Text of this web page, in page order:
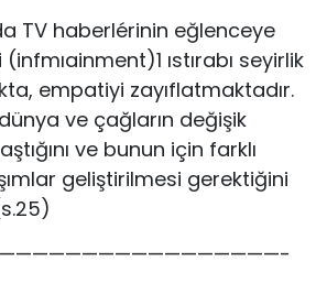
TV haberlérinin eğlenceye
ıstırabı seyirlik
empatiyi zayıflatmaktadır.
ve çağların değişik
ve bunun için farklı
geliştirilmesi gerektiğini